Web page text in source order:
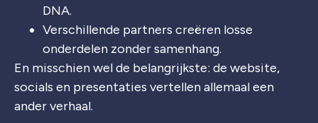
DNA.
Verschillende partners creëren losse
onderdelen zonder samenhang.
En misschien wel de belangrijkste: de website,
socials en presentaties vertellen allemaal een
ander verhaal.